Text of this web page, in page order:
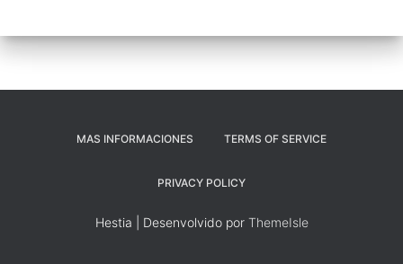
MAS INFORMACIONES TERMS OF SERVICE
PRIVACY POLICY
Hestia | Desenvolvido por ThemeIsle